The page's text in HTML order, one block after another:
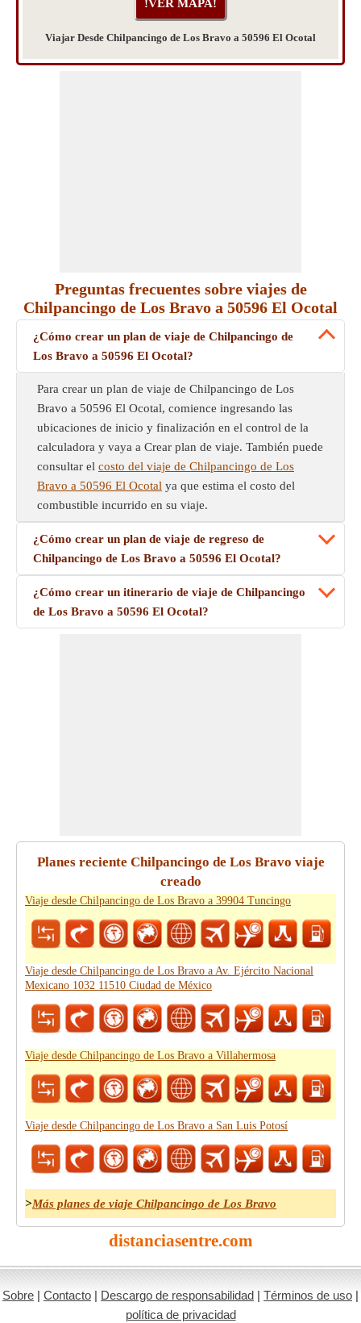
Viajar Desde Chilpancingo de Los Bravo a 50596 El Ocotal
Preguntas frecuentes sobre viajes de
Chilpancingo de Los Bravo a 50596 El Ocotal
¿Cómo crear un plan de viaje de Chilpancingo de
Los Bravo a 50596 El Ocotal?
Para crear un plan de viaje de Chilpancingo de Los
Bravo a 50596 El Ocotal, comience ingresando las
ubicaciones de inicio y finalización en el control de la
calculadora y vaya a Crear plan de viaje. También puede
consultar el costo del viaje de Chilpancingo de Los
Bravo a 50596 El Ocotal ya que estima el costo del
combustible incurrido en su viaje.
¿Cómo crear un plan de viaje de regreso de
Chilpancingo de Los Bravo a 50596 El Ocotal?
¿Cómo crear un itinerario de viaje de Chilpancingo
de Los Bravo a 50596 El Ocotal?
Planes reciente Chilpancingo de Los Bravo viaje
creado
Viaje desde Chilpancingo de Los Bravo a 39904 Tuncingo
Viaje desde Chilpancingo de Los Bravo a Av. Ejército Nacional
Mexicano 1032 11510 Ciudad de México
Viaje desde Chilpancingo de Los Bravo a Villahermosa
Viaje desde Chilpancingo de Los Bravo a San Luis Potosí
>Más planes de viaje Chilpancingo de Los Bravo
distanciasentre.com
Sobre | Contacto | Descargo de responsabilidad | Términos de uso |
política de privacidad